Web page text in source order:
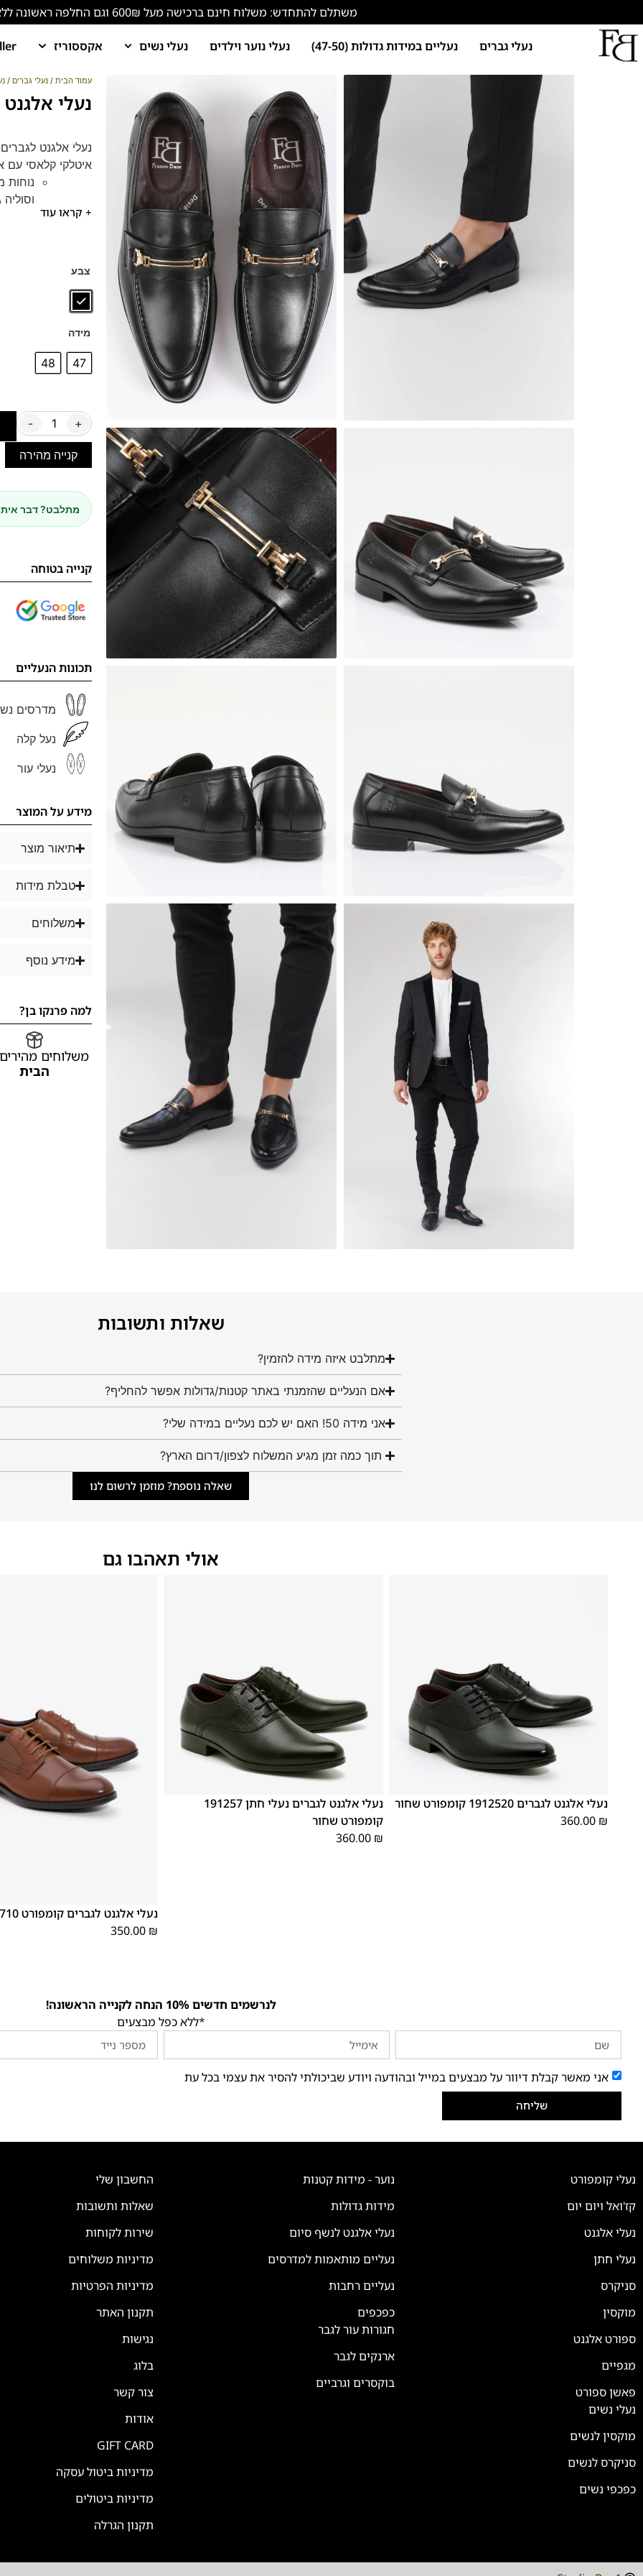
משתלם להתחדש: משלוח חינם ברכישה מעל 600₪ וגם החלפה ראשונה ללא עלות!
נעלי גברים נעליים במידות גדולות (47-50) נעלי נוער וילדים נעלי נשים אקססוריז
עמוד הבית / נעלי גברים /
נעלי אלגנט
איטלקי קלאסי עם
נוחות
+ קראו עוד
צבע
מידה
47
48
- +
קנייה מהירה
מתלבט? דבר
קנייה בטוחה
תכונות הנעליים
מדרסים
נעל קלה
נעלי עור
מידע על המוצר
תיאור מוצר
טבלת מידות
משלוחים
מידע נוסף
למה פרנקו בן?
משלוחים
הבית
שאלות ותשובות
מתלבט איזה מידה להזמין?
אם הנעליים שהזמנתי באתר קטנות/גדולות אפשר להחליף?
אני מידה 50! האם יש לכם נעליים במידה שלי?
תוך כמה זמן מגיע המשלוח לצפון/דרום הארץ?
שאלה נוספת? מוזמן לרשום לנו
אולי תאהבו גם
נעלי אלגנט לגברים 1912520 קומפורט שחור
360.00 ₪
נעלי אלגנט לגברים נעלי חתן 191257
קומפורט שחור
360.00 ₪
נעלי אלגנט לגברים קומפורט 1822710 חום
350.00 ₪
לנרשמים חדשים 10% הנחה לקנייה הראשונה!
*ללא כפל מבצעים
אני מאשר קבלת דיוור על מבצעים במייל ובהודעה ויודע שביכולתי להסיר את עצמי בכל עת
שליחה
נעלי קומפורט
קז'ואל ויום יום
נעלי אלגנט
נעלי חתן
סניקרס
מוקסין
ספורט אלגנט
מגפיים
פאשן ספורט
נעלי נשים
מוקסין לנשים
סניקרס לנשים
כפכפי נשים
נוער - מידות קטנות
מידות גדולות
נעלי אלגנט לנשף סיום
נעליים מותאמות למדרסים
נעליים רחבות
כפכפים
חגורות עור לגבר
ארנקים לגבר
בוקסרים וגרביים
החשבון שלי
שאלות ותשובות
שירות לקוחות
מדיניות משלוחים
מדיניות הפרטיות
תקנון האתר
נגישות
בלוג
צור קשר
אודות
GIFT CARD
מדיניות ביטול עסקה
מדיניות ביטולים
תקנון הגרלה